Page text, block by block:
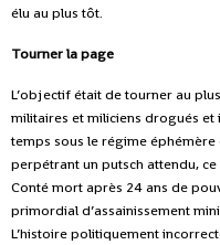
élu au plus tôt.
Tourner la page
L’objectif était de tourner au
militaires et miliciens drogués
temps sous le régime éphémère
perpétrant un putsch attendu,
Conté mort après 24 ans de
primordial d’assainissement
L’histoire politiquement